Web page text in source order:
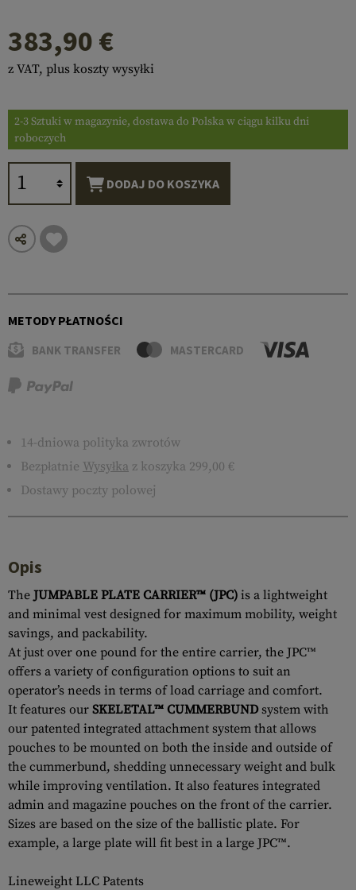
383,90 €
z VAT, plus koszty wysyłki
2-3 Sztuki w magazynie, dostawa do Polska w ciągu kilku dni
roboczych
DODAJ DO KOSZYKA
METODY PŁATNOŚCI
BANK TRANSFER MASTERCARD
14-dniowa polityka zwrotów
Bezpłatnie Wysyłka z koszyka 299,00 €
Dostawy poczty polowej
Opis
The JUMPABLE PLATE CARRIER™ (JPC) is a lightweight
and minimal vest designed for maximum mobility, weight
savings, and packability.
At just over one pound for the entire carrier, the JPC™
offers a variety of configuration options to suit an
operator’s needs in terms of load carriage and comfort.
It features our SKELETAL™ CUMMERBUNDsystem with
our patented integrated attachment system that allows
pouches to be mounted on both the inside and outside of
the cummerbund, shedding unnecessary weight and bulk
while improving ventilation. It also features integrated
admin and magazine pouches on the front of the carrier.
Sizes are based on the size of the ballistic plate. For
example, a large plate will fit best in a large JPC™.
Lineweight LLC Patents